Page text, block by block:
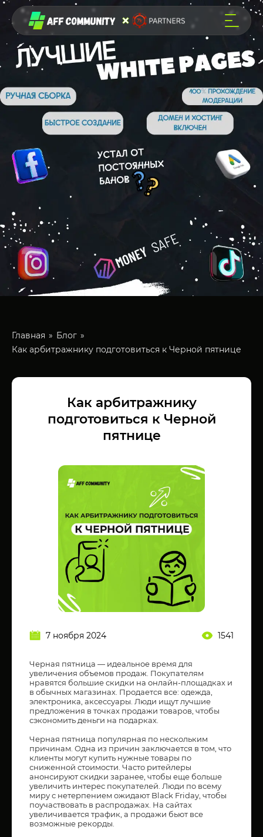
Главная
Блог
Как арбитражнику подготовиться к Черной пятнице
Как арбитражнику
подготовиться к Черной
пятнице
7 ноября 2024 1541
Черная пятница — идеальное время для
увеличения объемов продаж. Покупателям
нравятся большие скидки на онлайн-площадках и
в обычных магазинах. Продается все: одежда,
электроника, аксессуары. Люди ищут лучшие
предложения в точках продажи товаров, чтобы
сэкономить деньги на подарках.
Черная пятница популярная по нескольким
причинам. Одна из причин заключается в том, что
клиенты могут купить нужные товары по
сниженной стоимости. Часто ритейлеры
анонсируют скидки заранее, чтобы еще больше
увеличить интерес покупателей. Люди по всему
миру с нетерпением ожидают Black Friday, чтобы
поучаствовать в распродажах. На сайтах
увеличивается трафик, а продажи бьют все
возможные рекорды.